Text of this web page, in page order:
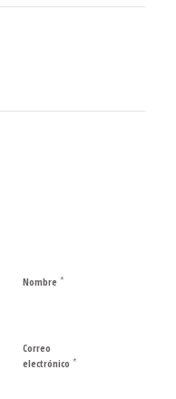
Nombre *
Correo
electrónico *